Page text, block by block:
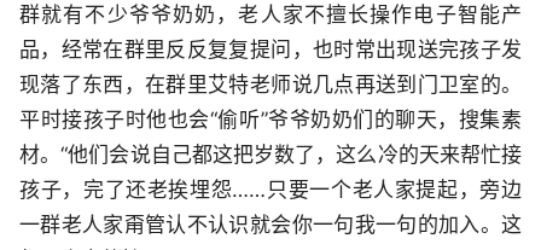
群就有不少爷爷奶奶，老人家不擅长操作电子智能产
品，经常在群里反反复复提问，也时常出现送完孩子发
现落了东西，在群里艾特老师说几点再送到门卫室的。
平时接孩子时他也会“偷听”爷爷奶奶们的聊天，搜集素
材。“他们会说自己都这把岁数了，这么冷的天来帮忙接
孩子，完了还老挨埋怨……只要一个老人家提起，旁边
一群老人家甭管认不认识就会你一句我一句的加入。这